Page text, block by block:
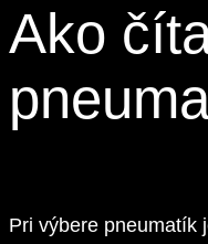
Ako
Pri výbere pneumatík